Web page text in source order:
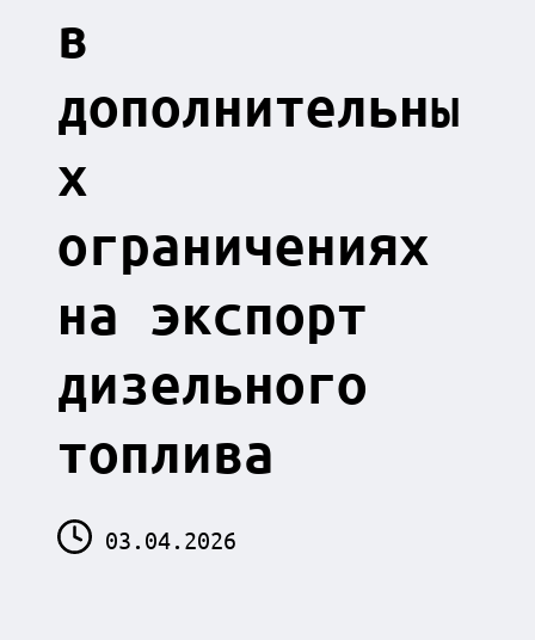
в
дополнительны
х
ограничениях
на экспорт
дизельного
топлива
03.04.2026